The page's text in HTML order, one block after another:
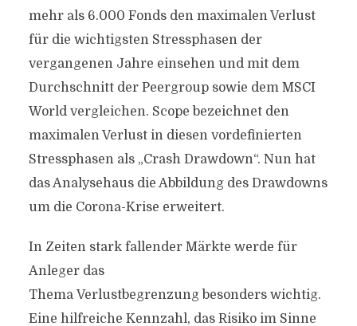
mehr als 6.000 Fonds den maximalen Verlust
für die wichtigsten Stressphasen der
vergangenen Jahre einsehen und mit dem
Durchschnitt der Peergroup sowie dem MSCI
World vergleichen. Scope bezeichnet den
maximalen Verlust in diesen vordefinierten
Stressphasen als „Crash Drawdown“. Nun hat
das Analysehaus die Abbildung des Drawdowns
um die Corona-Krise erweitert.
In Zeiten stark fallender Märkte werde für
Anleger das
Thema Verlustbegrenzung besonders wichtig.
Eine hilfreiche Kennzahl, das Risiko im Sinne